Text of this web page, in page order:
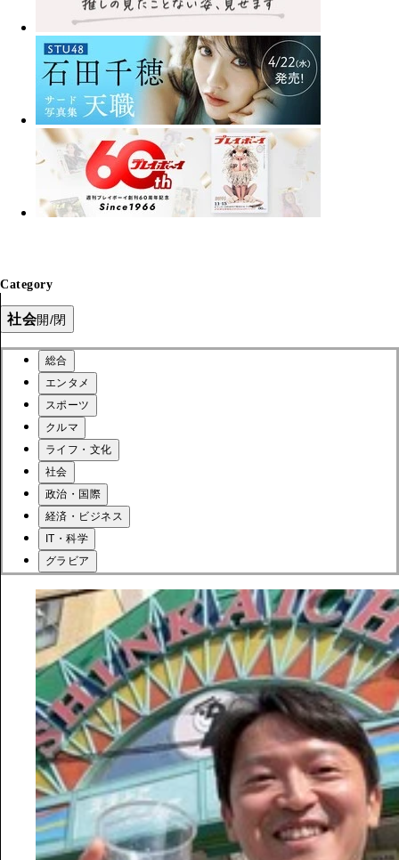
Category
社会開/閉
総合
エンタメ
スポーツ
クルマ
ライフ・文化
社会
政治・国際
経済・ビジネス
IT・科学
グラビア